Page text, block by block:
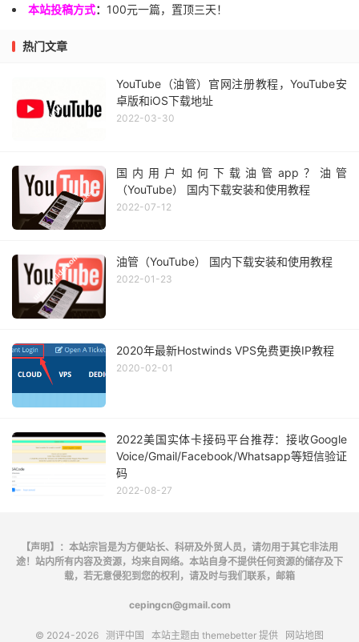
本站投稿方式： 100元一篇，置顶三天！
热门文章
YouTube（油管）官网注册教程，YouTube安
卓版和iOS下载地址
2022-03-30
国内用户如何下载油管app？油管
（YouTube） 国内下载安装和使用教程
2022-07-12
油管（YouTube） 国内下载安装和使用教程
2022-01-23
2020年最新Hostwinds VPS免费更换IP教程
2020-02-01
2022美国实体卡接码平台推荐：接收Google
Voice/Gmail/Facebook/Whatsapp等短信验证
码
2022-08-27
【声明】：本站宗旨是为方便站长、科研及外贸人员，请勿用于其它非法用
途！站内所有内容及资源，均来自网络。本站自身不提供任何资源的储存及下
载，若无意侵犯到您的权利，请及时与我们联系，邮箱
cepingcn@gmail.com
© 2024-2026 测评中国 本站主题由 themebetter 提供 网站地图